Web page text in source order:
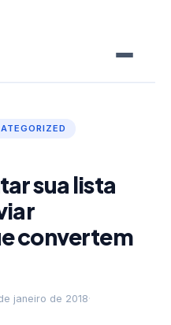
sua lista
convertem
janeiro de 2018·